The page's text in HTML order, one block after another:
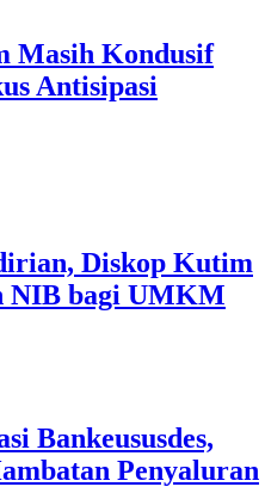
Masih Kondusif
Antisipasi
Diskop Kutim
NIB bagi UMKM
Bankeususdes,
Penyaluran